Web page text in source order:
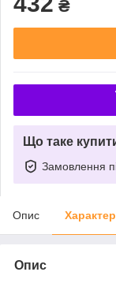
₴
Що таке
Замовлення
Опис
Опис